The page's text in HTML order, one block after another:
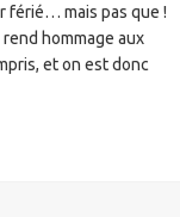
férié… mais pas que !
hommage aux
et on est donc